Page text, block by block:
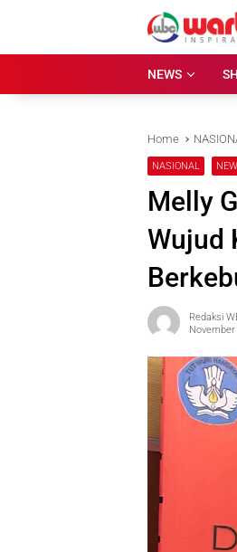
NEWS
Home
NASIONAL
Melly
Wujud
Redaksi
November